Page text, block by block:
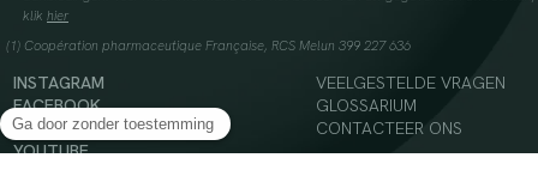
klik hier
(1) Coopération pharmaceutique Française, RCS Melun 399 227 636
INSTAGRAM
FACEBOOK
TIKTOK
YOUTUBE
VEELGESTELDE VRAGEN
GLOSSARIUM
CONTACTEER ONS